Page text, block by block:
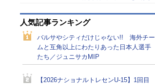
人気記事ランキング
バルサやシティだけじゃない!! 海外チー
ムと互角以上にわたりあった日本人選手
たち／ジュニサカMIP
【2026ナショナルトレセンU-15】1回目